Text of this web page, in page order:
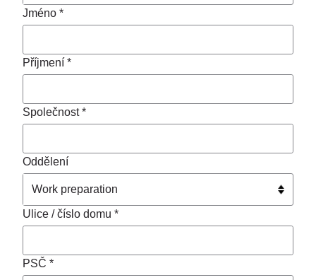
Jméno *
Příjmení *
Společnost *
Oddělení
Ulice / číslo domu *
PSČ *